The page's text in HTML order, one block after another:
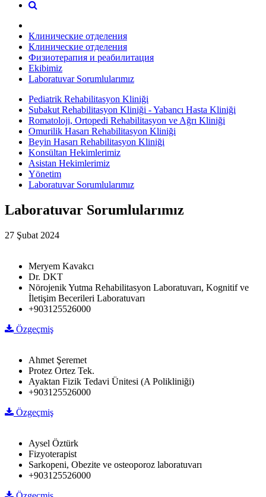
Клинические отделения
Клинические отделения
Физиотерапия и реабилитация
Ekibimiz
Laboratuvar Sorumlularımız
Pediatrik Rehabilitasyon Kliniği
Subakut Rehabilitasyon Kliniği - Yabancı Hasta Kliniği
Romatoloji, Ortopedi Rehabilitasyon ve Ağrı Kliniği
Omurilik Hasarı Rehabilitasyon Kliniği
Beyin Hasarı Rehabilitasyon Kliniği
Konsültan Hekimlerimiz
Asistan Hekimlerimiz
Yönetim
Laboratuvar Sorumlularımız
Laboratuvar Sorumlularımız
27 Şubat 2024
Meryem Kavakcı
Dr. DKT
Nörojenik Yutma Rehabilitasyon Laboratuvarı, Kognitif ve
İletişim Becerileri Laboratuvarı
+903125526000
Özgeçmiş
Ahmet Şeremet
Protez Ortez Tek.
Ayaktan Fizik Tedavi Ünitesi (A Polikliniği)
+903125526000
Özgeçmiş
Aysel Öztürk
Fizyoterapist
Sarkopeni, Obezite ve osteoporoz laboratuvarı
+903125526000